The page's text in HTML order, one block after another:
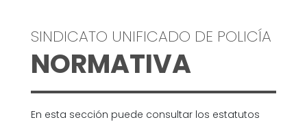
SINDICATO UNIFICADO DE POLICÍA
NORMATIVA
En esta sección puede consultar los estatutos